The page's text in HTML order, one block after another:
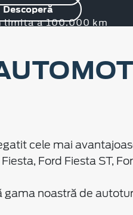
limita a 100.000 km
Descoperă
cele mai
Ford Fiesta ST,
gama noastră de